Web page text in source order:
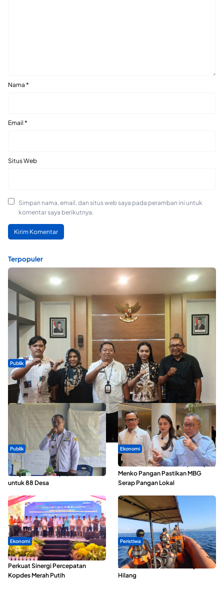
Nama *
Email *
Situs Web
Simpan nama, email, dan situs web saya pada peramban ini untuk
komentar saya berikutnya.
Terpopuler
Publik
Dua Talenta Muda Ternate Wakili Maluku Utara di Gita Bahana
Nusantara 2026
Publik
ABDESI Morotai Apresiasi
Penyaluran ADD Rp3,13 Miliar
untuk 88 Desa
Ekonomi
SPPG di Maluku Utara Dipercepat,
Menko Pangan Pastikan MBG
Serap Pangan Lokal
Ekonomi
Seminar di Ternate, Mendes
Perkuat Sinergi Percepatan
Kopdes Merah Putih
Peristiwa
Dua Longboat Bertabrakan di
Perairan Taliabu, Satu Nelayan
Hilang